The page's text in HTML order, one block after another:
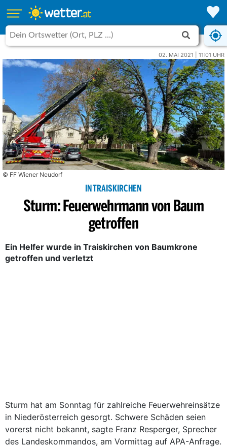
02. MAI 2021 | 11:01 UHR
© FF Wiener Neudorf
IN TRAISKIRCHEN
Sturm: Feuerwehrmann von Baum
getroffen
Ein Helfer wurde in Traiskirchen von Baumkrone
getroffen und verletzt
Sturm hat am Sonntag für zahlreiche Feuerwehreinsätze
in Niederösterreich gesorgt. Schwere Schäden seien
vorerst nicht bekannt, sagte Franz Resperger, Sprecher
des Landeskommandos, am Vormittag auf APA-Anfrage.